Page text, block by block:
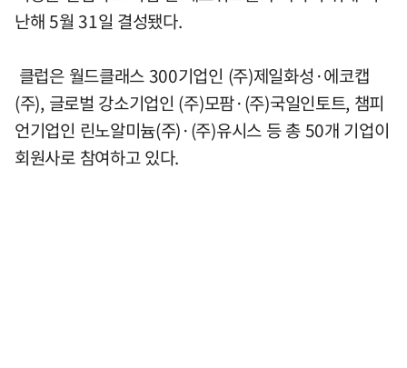
난해 5월 31일 결성됐다.
클럽은 월드클래스 300기업인 (주)제일화성·에코캡
(주), 글로벌 강소기업인 (주)모팜·(주)국일인토트, 챔피
언기업인 린노알미늄(주)·(주)유시스 등 총 50개 기업이
회원사로 참여하고 있다.